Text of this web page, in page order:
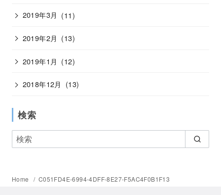
2019年3月 (11)
2019年2月 (13)
2019年1月 (12)
2018年12月 (13)
検索
Home C051FD4E-6994-4DFF-8E27-F5AC4F0B1F13